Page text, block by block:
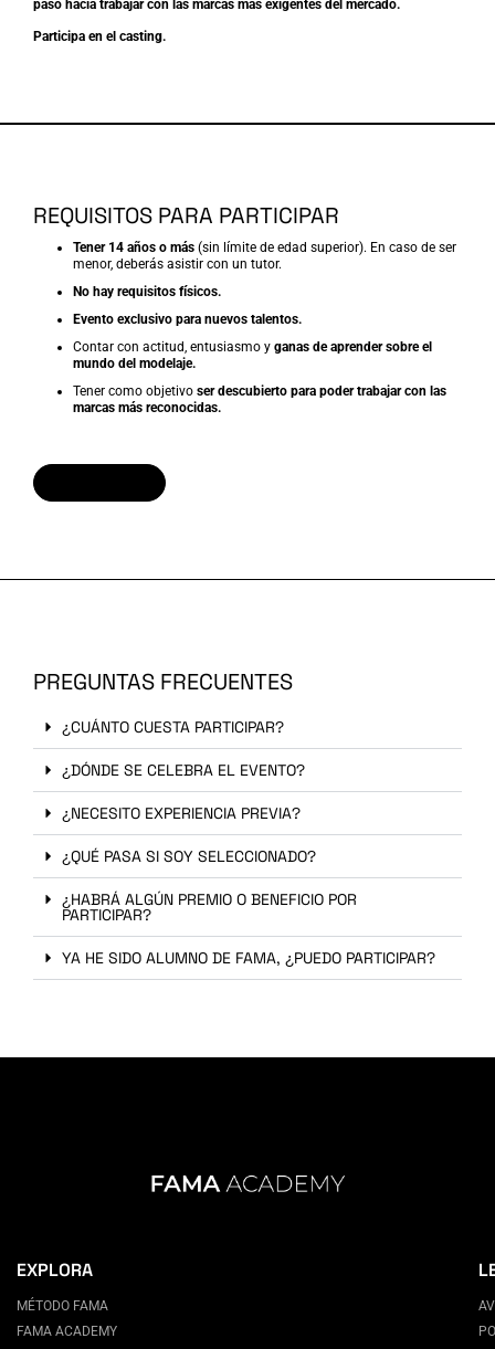
paso hacia trabajar con las marcas más exigentes del mercado.
Participa en el casting.
REQUISITOS PARA PARTICIPAR
Tener 14 años o más (sin límite de edad superior). En caso de ser
menor, deberás asistir con un tutor.
No hay requisitos físicos.
Evento exclusivo para nuevos talentos.
Contar con actitud, entusiasmo y ganas de aprender sobre el
mundo del modelaje.
Tener como objetivo ser descubierto para poder trabajar con las
marcas más reconocidas.
PREGUNTAS FRECUENTES
¿CUÁNTO CUESTA PARTICIPAR?
¿DÓNDE SE CELEBRA EL EVENTO?
¿NECESITO EXPERIENCIA PREVIA?
¿QUÉ PASA SI SOY SELECCIONADO?
¿HABRÁ ALGÚN PREMIO O BENEFICIO POR
PARTICIPAR?
YA HE SIDO ALUMNO DE FAMA, ¿PUEDO PARTICIPAR?
EXPLORA
MÉTODO FAMA
FAMA ACADEMY